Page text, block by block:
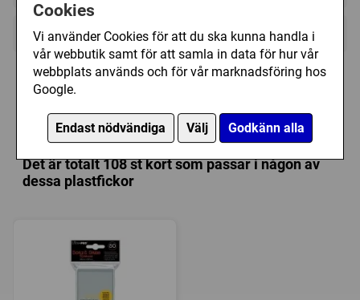
Cookies
Vi använder Cookies för att du ska kunna handla i
vår webbutik samt för att samla in data för hur vår
webbplats används och för vår marknadsföring hos
Google.
Endast nödvändiga Välj Godkänn alla
¨ 1 game board
¨ 13 monument track markers
¨ 104 monument cards
¨ 4 game summary cards
¨ 16 wooden historian tokens
¨ full-color rules
Övrig information
Speltyp: Strategispel
Kategori:
Länkar: Tillverkarens hemsida,BoardGameGeek
Försälj. rank:12035/18139
Plastfickor till Monuments - Wonders of
Det är totalt 108 st kort som passar i någon av
dessa plastfickor